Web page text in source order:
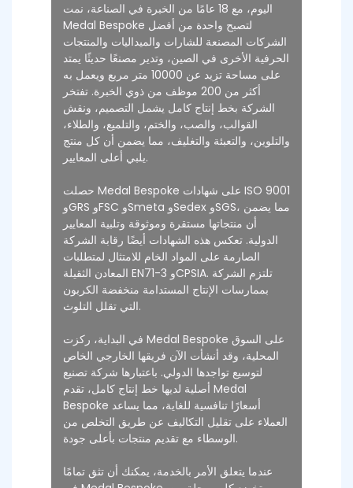
اليوم، مع 18 عامًا من الخبرة في الصناعة، نمت
Medal Bespoke لتصبح واحدة من أفضل
الشركات المصنعة للشارات والميداليات والمنتجات
الحرفية الأخرى في الصين، وتدير مصنعًا حديثًا يمتد
على مساحة تزيد عن 10000 متر مربع ويعمل به
أكثر من 200 موظف من ذوي الخبرة. تفتخر
الشركة بخط إنتاج كامل يشمل التصميم، ونقش
القوالب، والصب، والختم، والتلميع، والطلاء،
والتلوين، والتعبئة والتغليف، مما يضمن أن كل منتج
يلبي أعلى المعايير.
حصلت Medal Bespoke على شهادات ISO 9001
وGRS وFSC وSmeta وSedex وSGS، مما يضمن
أن منتجاتها مستقرة وموثوقة وتلبية المعايير
الدولية. تعكس هذه الشهادات أيضًا رقابة الشركة
الصارمة على المواد الخام للامتثال لمتطلبات
المعادن الثقيلة EN71-3 وCPSIA. تلتزم الشركة
بممارسات الإنتاج المستدامة منخفضة الكربون
التي تقلل التلوث.
في البداية، ركزت Medal Bespoke على السوق
المحلية، وقد أنشأت الآن فريقها الخارجي الخاص
لتوسيع تواجدها الدولي. باعتبارها شركة تصنيع
أصلية لديها خط إنتاج كامل، تقدم Medal
Bespoke أسعارًا تنافسية للغاية، مما يساعد
العملاء على تقليل التكاليف عن طريق التخلص من
الوسطاء مع تقديم منتجات بأعلى جودة.
عندما يتعلق الأمر بالخدمة، يمكنك أن تثق تمامًا